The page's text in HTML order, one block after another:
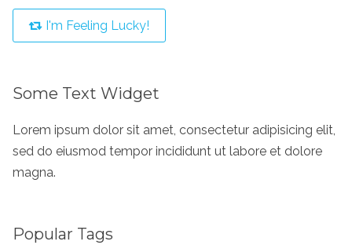
I'm Feeling Lucky!
Some Text Widget
Lorem ipsum dolor sit amet, consectetur adipisicing elit,
sed do eiusmod tempor incididunt ut labore et dolore
magna.
Popular Tags